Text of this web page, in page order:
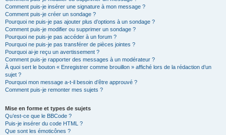
Comment puis-je insérer une signature à mon message ?
Comment puis-je créer un sondage ?
Pourquoi ne puis-je pas ajouter plus d’options à un sondage ?
Comment puis-je modifier ou supprimer un sondage ?
Pourquoi ne puis-je pas accéder à un forum ?
Pourquoi ne puis-je pas transférer de pièces jointes ?
Pourquoi ai-je reçu un avertissement ?
Comment puis-je rapporter des messages à un modérateur ?
À quoi sert le bouton « Enregistrer comme brouillon » affiché lors de la rédaction d’un
sujet ?
Pourquoi mon message a-t-il besoin d’être approuvé ?
Comment puis-je remonter mes sujets ?
Mise en forme et types de sujets
Qu’est-ce que le BBCode ?
Puis-je insérer du code HTML ?
Que sont les émoticônes ?